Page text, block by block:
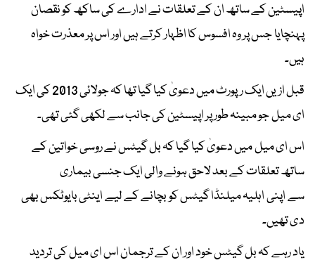
اپیسٹین کے ساتھ ان کے تعلقات نے ادارے کی ساکھ کو نقصان
پہنچایا جس پر وہ افسوس کا اظہار کرتے ہیں اور اس پر معذرت خواہ
ہیں۔
قبل ازیں ایک رپورٹ میں دعویٰ کیا گیا تھا کہ جولائی 2013 کی ایک
ای میل جو مبینہ طور پر اپیسٹین کی جانب سے لکھی گئی تھی۔
اس ای میل میں دعویٰ کیا گیا کہ بل گیٹس نے روسی خواتین کے
ساتھ تعلقات کے بعد لاحق ہونے والی ایک جنسی بیماری
سے اپنی اہلیہ میلنڈا گیٹس کو بچانے کے لیے اینٹی بایوٹکس بھی
دی تھیں۔
یاد رہے کہ بل گیٹس خود اور ان کے ترجمان اس ای میل کی تردید